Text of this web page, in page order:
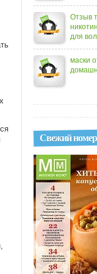
Отзыв
для
маски
Свежий номер